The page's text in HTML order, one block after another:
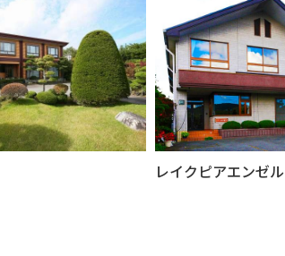
レイクピアエンゼル